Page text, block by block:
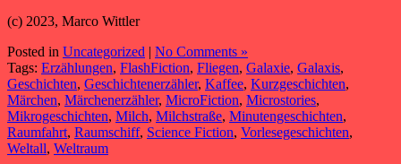
(c) 2023, Marco Wittler
Posted in Uncategorized | No Comments »
Tags: Erzählungen, FlashFiction, Fliegen, Galaxie, Galaxis,
Geschichten, Geschichtenerzähler, Kaffee, Kurzgeschichten,
Märchen, Märchenerzähler, MicroFiction, Microstories,
Mikrogeschichten, Milch, Milchstraße, Minutengeschichten,
Raumfahrt, Raumschiff, Science Fiction, Vorlesegeschichten,
Weltall, Weltraum